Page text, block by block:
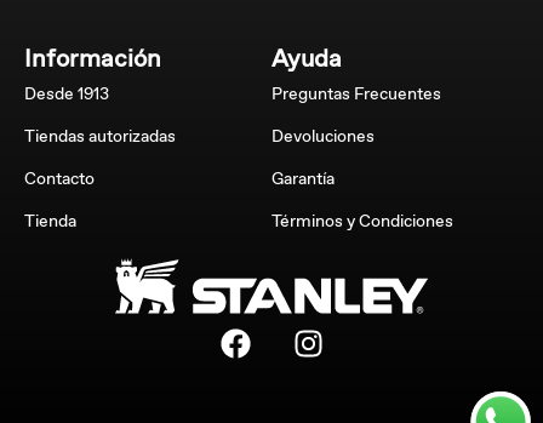
Información
Desde 1913
Tiendas autorizadas
Contacto
Tienda
Ayuda
Preguntas Frecuentes
Devoluciones
Garantía
Términos y Condiciones